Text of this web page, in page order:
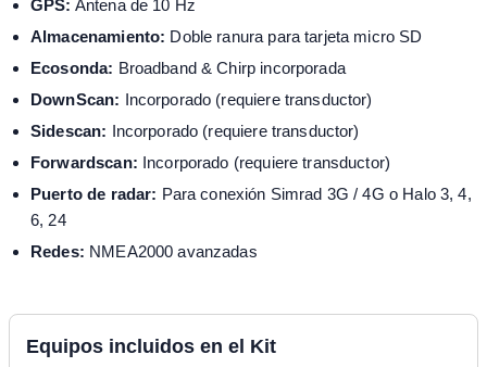
GPS: Antena de 10 Hz
Almacenamiento: Doble ranura para tarjeta micro SD
Ecosonda: Broadband & Chirp incorporada
DownScan: Incorporado (requiere transductor)
Sidescan: Incorporado (requiere transductor)
Forwardscan: Incorporado (requiere transductor)
Puerto de radar: Para conexión Simrad 3G / 4G o Halo 3, 4,
6, 24
Redes: NMEA2000 avanzadas
Equipos incluidos en el Kit